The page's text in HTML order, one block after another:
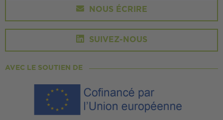
NOUS ÉCRIRE
SUIVEZ-NOUS
AVEC LE SOUTIEN DE